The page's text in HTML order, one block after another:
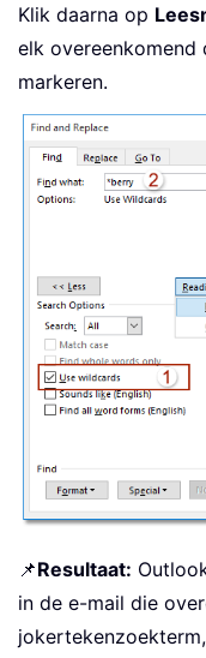
Klik daarna op
elk overeenkomend
markeren.
📌Resultaat:
in de e-mail die